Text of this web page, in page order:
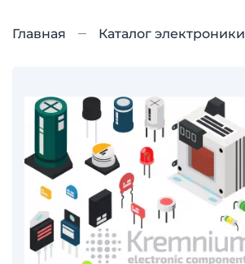
Главная Каталог электроники